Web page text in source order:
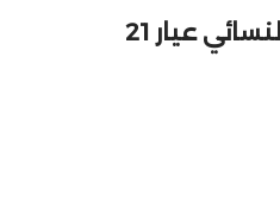
عيار 21